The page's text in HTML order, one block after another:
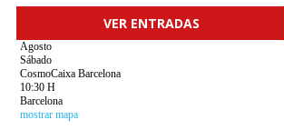
VER ENTRADAS
Agosto
Sábado
CosmoCaixa Barcelona
10:30 H
Barcelona
mostrar mapa